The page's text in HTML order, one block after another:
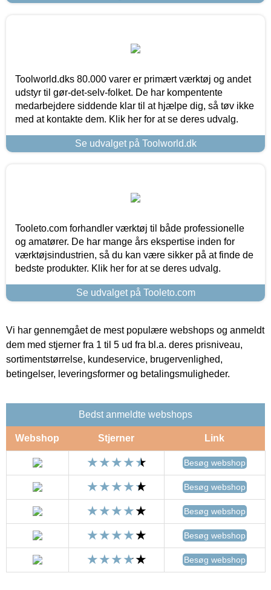
Toolworld.dks 80.000 varer er primært værktøj og andet
udstyr til gør-det-selv-folket. De har kompentente
medarbejdere siddende klar til at hjælpe dig, så tøv ikke
med at kontakte dem. Klik her for at se deres udvalg.
Se udvalget på Toolworld.dk
Tooleto.com forhandler værktøj til både professionelle
og amatører. De har mange års ekspertise inden for
værktøjsindustrien, så du kan være sikker på at finde de
bedste produkter. Klik her for at se deres udvalg.
Se udvalget på Tooleto.com
Vi har gennemgået de mest populære webshops og anmeldt
dem med stjerner fra 1 til 5 ud fra bl.a. deres prisniveau,
sortimentstørrelse, kundeservice, brugervenlighed,
betingelser, leveringsformer og betalingsmuligheder.
Bedst anmeldte webshops
Webshop Stjerner Link
Besøg webshop
Besøg webshop
Besøg webshop
Besøg webshop
Besøg webshop